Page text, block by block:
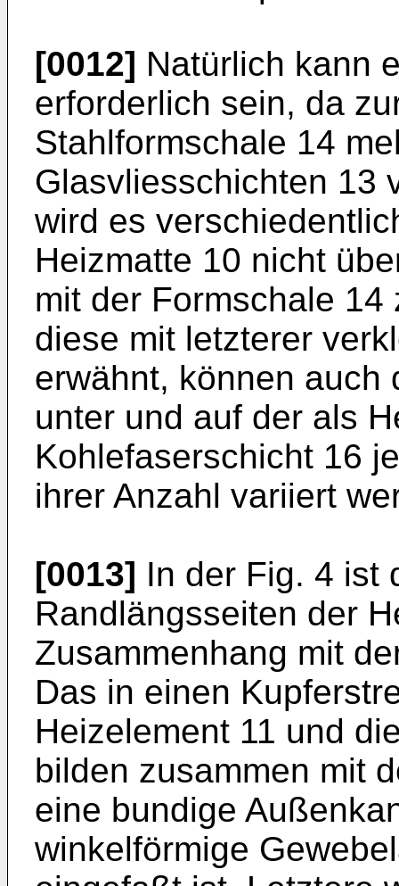
[0012] Natürlich kann
erforderlich sein, da
Stahlformschale 14
Glasvliesschichten 13
wird es
Heizmatte 10 nicht
mit der Formschale
diese mit letzterer
erwähnt, können auch
unter und auf der als
Kohlefaserschicht 16
ihrer Anzahl variiert
[0013] In der Fig. 4 ist
Randlängsseiten der
Zusammenhang mit
Das in einen
Heizelement 11 und
bilden zusammen mit
eine bundige
winkelförmige